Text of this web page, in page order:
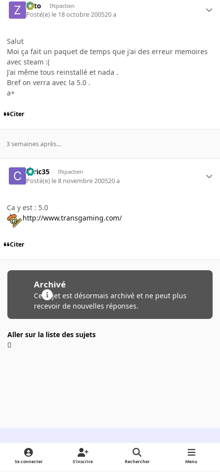
zoto INpactien
Posté(e) le 18 octobre 200520 a
Salut
Moi ça fait un paquet de temps que j'ai des erreur memoires
avec steam :(
J'ai même tous reinstallé et nada .
Bref on verra avec la 5.0 .
a+
Citer
3 semaines après...
ceric35 INpactien
Posté(e) le 8 novembre 200520 a
Ca y est : 5.0
http://www.transgaming.com/
Citer
Archivé
Ce sujet est désormais archivé et ne peut plus
recevoir de nouvelles réponses.
Aller sur la liste des sujets
Light ModeDark ModeSystem Preference
Se connecter S’inscrire Rechercher Menu